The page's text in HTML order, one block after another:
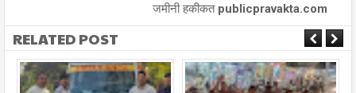
जमीनी हकीकत publicpravakta.com
RELATED POST